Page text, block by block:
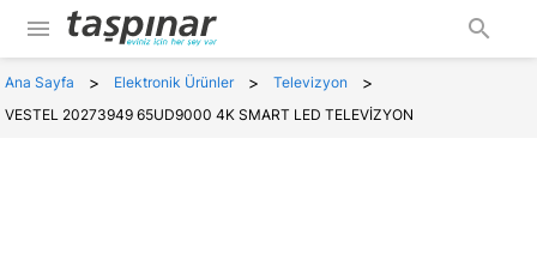
menu search
Ana Sayfa > Elektronik Ürünler > Televizyon >
VESTEL 20273949 65UD9000 4K SMART LED TELEVİZYON